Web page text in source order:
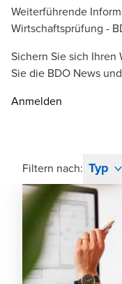
Weiterführende
Wirtschaftsprüfung -
Sichern Sie sich Ihren
Sie die BDO News
Anmelden
Filtern nach: Typ